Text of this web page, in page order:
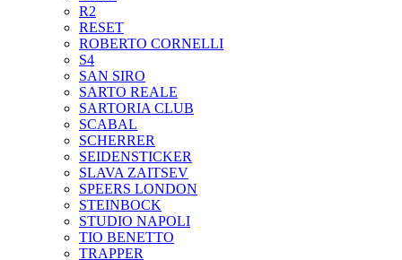
R2
RESET
ROBERTO CORNELLI
S4
SAN SIRO
SARTO REALE
SARTORIA CLUB
SCABAL
SCHERRER
SEIDENSTICKER
SLAVA ZAITSEV
SPEERS LONDON
STEINBOCK
STUDIO NAPOLI
TIO BENETTO
TRAPPER